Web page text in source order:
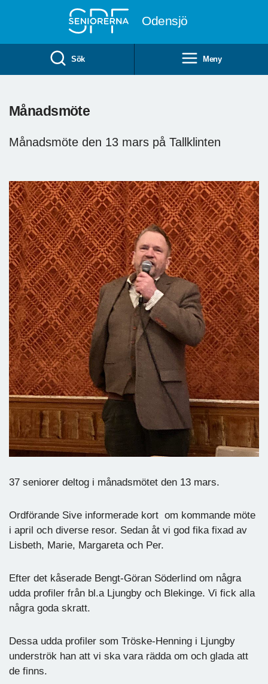
Odensjö
Sök Meny
Månadsmöte
Månadsmöte den 13 mars på Tallklinten
37 seniorer deltog i månadsmötet den 13 mars.
Ordförande Sive informerade kort om kommande möte
i april och diverse resor. Sedan åt vi god fika fixad av
Lisbeth, Marie, Margareta och Per.
Efter det kåserade Bengt-Göran Söderlind om några
udda profiler från bl.a Ljungby och Blekinge. Vi fick alla
några goda skratt.
Dessa udda profiler som Tröske-Henning i Ljungby
underströk han att vi ska vara rädda om och glada att
de finns.